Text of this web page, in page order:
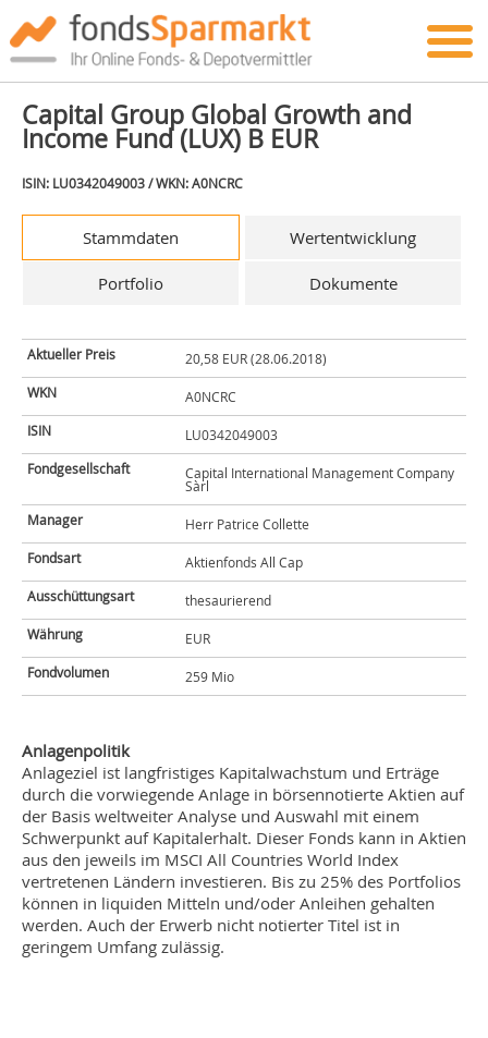
Capital Group Global Growth and
Income Fund (LUX) B EUR
ISIN: LU0342049003 / WKN: A0NCRC
Stammdaten Wertentwicklung
Portfolio Dokumente
Aktueller Preis
20,58 EUR (28.06.2018)
WKN
A0NCRC
ISIN
LU0342049003
Fondgesellschaft
Capital International Management Company
Sàrl
Manager
Herr Patrice Collette
Fondsart
Aktienfonds All Cap
Ausschüttungsart
thesaurierend
Währung
EUR
Fondvolumen
259 Mio
Anlagenpolitik
Anlageziel ist langfristiges Kapitalwachstum und Erträge
durch die vorwiegende Anlage in börsennotierte Aktien auf
der Basis weltweiter Analyse und Auswahl mit einem
Schwerpunkt auf Kapitalerhalt. Dieser Fonds kann in Aktien
aus den jeweils im MSCI All Countries World Index
vertretenen Ländern investieren. Bis zu 25% des Portfolios
können in liquiden Mitteln und/oder Anleihen gehalten
werden. Auch der Erwerb nicht notierter Titel ist in
geringem Umfang zulässig.